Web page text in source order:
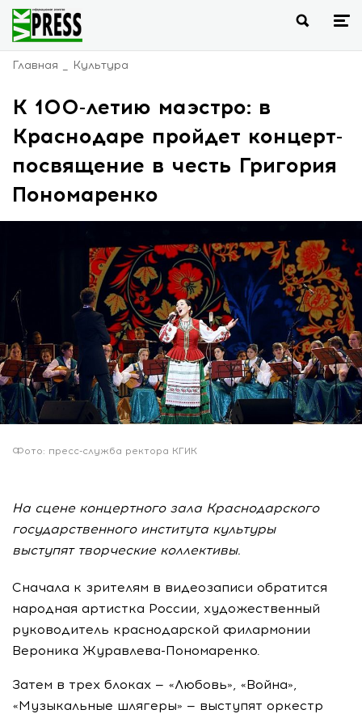
Главная Культура
К 100-летию маэстро: в
Краснодаре пройдет концерт-
посвящение в честь Григория
Пономаренко
Фото: пресс-служба ректора КГИК
На сцене концертного зала Краснодарского
государственного института культуры
выступят творческие коллективы.
Сначала к зрителям в видеозаписи обратится
народная артистка России, художественный
руководитель краснодарской филармонии
Вероника Журавлева-Пономаренко.
Затем в трех блоках — «Любовь», «Война»,
«Музыкальные шлягеры» — выступят оркестр